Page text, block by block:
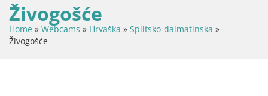
Živogošće
Home » Webcams » Hrvaška » Splitsko-dalmatinska »
Živogošće